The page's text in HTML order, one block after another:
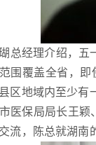
总经理介绍，五
围覆盖全省，即
区地域内至少有
医保局局长王颖
流，陈总就湖南